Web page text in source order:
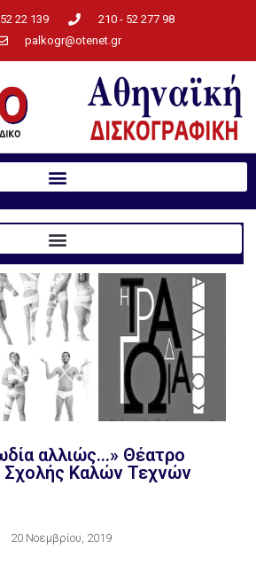
22 139
210 - 52 277 98
palkogr@otenet.gr
αλλιώς…» Θέατρο
Καλών Τεχνών
20 Νοεμβρίου, 2019